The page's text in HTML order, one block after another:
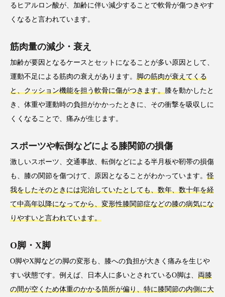
るヒアルロン酸が、加齢に伴い減少することで軟骨が傷つきやす
くなると言われています。
筋肉量の減少・衰え
加齢が要因となるケースとセットになることが多い原因として、
運動不足による筋肉の衰えがあります。 脚の筋肉が衰えてくる
と、クッション機能を担う軟骨に傷がつきます。膝を動かしたと
き、体重や運動時の負担がかかったときに、その衝撃を吸収しに
くくなることで、痛みが生じます。
スポーツや転倒などによる膝関節の損傷
激しいスポーツ、交通事故、転倒などによる半月板や靭帯の損傷
も、膝の関節を傷つけて、原因となることがわかっています。怪
我をしたそのときには完治していたとしても、数年、数十年を経
て中高年以降になってから、変形性膝関節症などの膝の病気にな
りやすいと言われています。
O脚・X脚
O脚やX脚などの脚の変形も、膝への負担が大きく痛みを生じや
すい状態です。例えば、日本人に多いとされているO脚は、 両膝
の間が空くため体重のかかる箇所が偏り、特に膝関節の内側に大